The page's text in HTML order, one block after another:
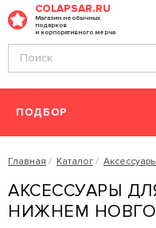
COLAPSAR.RU
Магазин необычных
подарков
и корпоративного мерча
ПОДБОР
Главная Каталог Аксессуары
АКСЕССУАРЫ
НИЖНЕМ